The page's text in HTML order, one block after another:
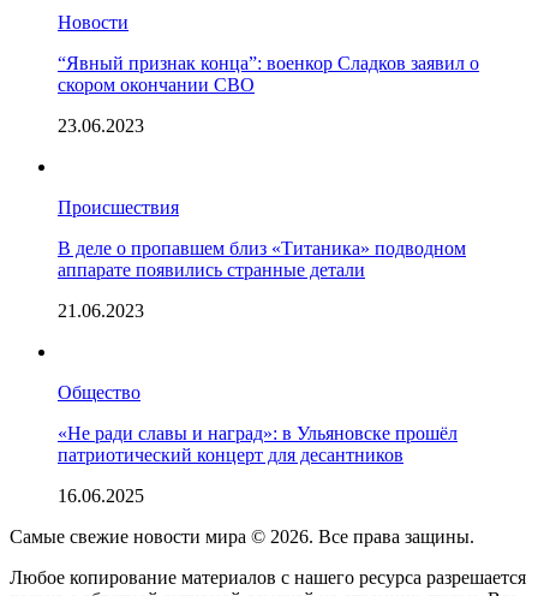
Новости
“Явный признак конца”: военкор Сладков заявил о
скором окончании СВО
23.06.2023
Происшествия
В деле о пропавшем близ «Титаника» подводном
аппарате появились странные детали
21.06.2023
Общество
«Не ради славы и наград»: в Ульяновске прошёл
патриотический концерт для десантников
16.06.2025
Самые свежие новости мира © 2026. Все права защины.
Любое копирование материалов с нашего ресурса разрешается